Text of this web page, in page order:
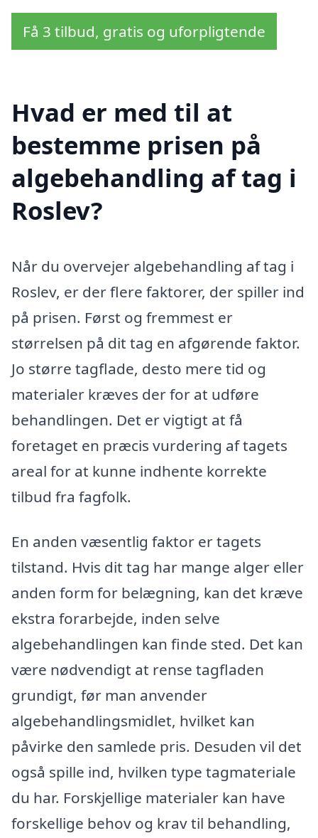
Få 3 tilbud, gratis og uforpligtende
Hvad er med til at
bestemme prisen på
algebehandling af tag i
Roslev?
Når du overvejer algebehandling af tag i
Roslev, er der flere faktorer, der spiller ind
på prisen. Først og fremmest er
størrelsen på dit tag en afgørende faktor.
Jo større tagflade, desto mere tid og
materialer kræves der for at udføre
behandlingen. Det er vigtigt at få
foretaget en præcis vurdering af tagets
areal for at kunne indhente korrekte
tilbud fra fagfolk.
En anden væsentlig faktor er tagets
tilstand. Hvis dit tag har mange alger eller
anden form for belægning, kan det kræve
ekstra forarbejde, inden selve
algebehandlingen kan finde sted. Det kan
være nødvendigt at rense tagfladen
grundigt, før man anvender
algebehandlingsmidlet, hvilket kan
påvirke den samlede pris. Desuden vil det
også spille ind, hvilken type tagmateriale
du har. Forskjellige materialer kan have
forskellige behov og krav til behandling,